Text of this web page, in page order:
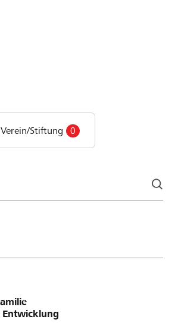
Verein/Stiftung 0